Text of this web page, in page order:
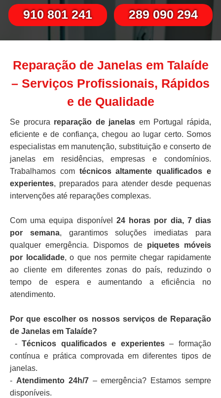
910 801 241 289 090 294
Reparação de Janelas em Talaíde
– Serviços Profissionais, Rápidos
e de Qualidade
Se procura reparação de janelas em Portugal rápida,
eficiente e de confiança, chegou ao lugar certo. Somos
especialistas em manutenção, substituição e conserto de
janelas em residências, empresas e condomínios.
Trabalhamos com técnicos altamente qualificados e
experientes, preparados para atender desde pequenas
intervenções até reparações complexas.
Com uma equipa disponível 24 horas por dia, 7 dias
por semana, garantimos soluções imediatas para
qualquer emergência. Dispomos de piquetes móveis
por localidade, o que nos permite chegar rapidamente
ao cliente em diferentes zonas do país, reduzindo o
tempo de espera e aumentando a eficiência no
atendimento.
Por que escolher os nossos serviços de Reparação
de Janelas em Talaíde?
-Técnicos qualificados e experientes– formação
contínua e prática comprovada em diferentes tipos de
janelas.
- Atendimento 24h/7– emergência? Estamos sempre
disponíveis.